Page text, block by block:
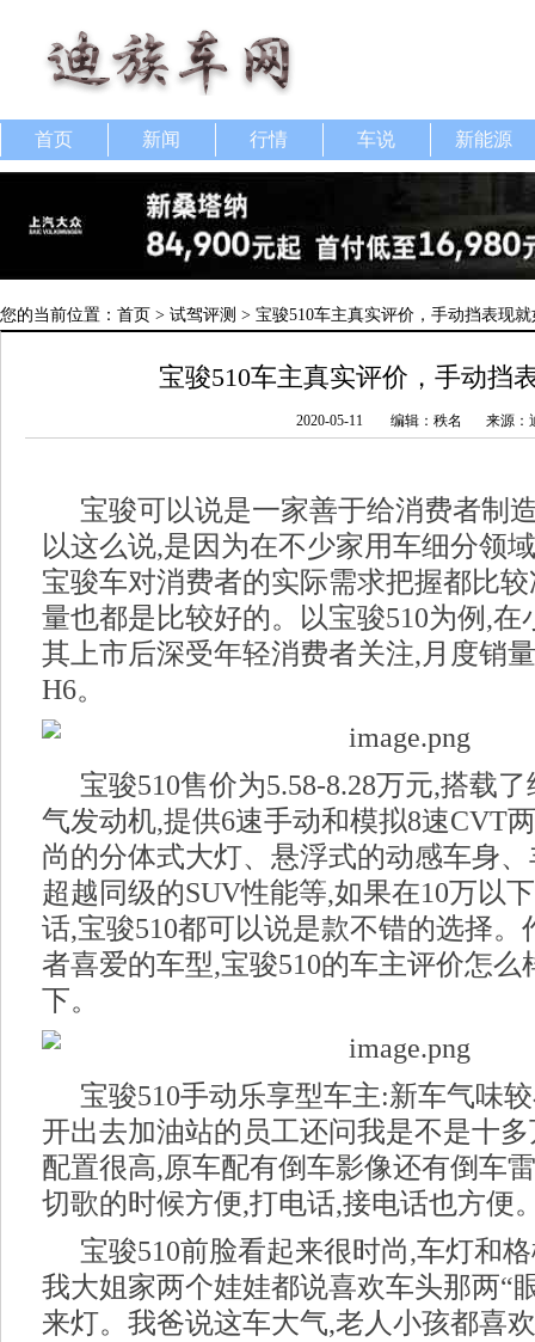
首页 新闻 行情 车说 新能源
您的当前位置： 首页 > 试驾评测 > 宝骏510车主真实评价，手动挡表现
宝骏510车主真实评价，手动挡
2020-05-11 编辑：秩名 来源：
宝骏可以说是一家善于给消费者制
以这么说,是因为在不少家用车细分领
宝骏车对消费者的实际需求把握都比
量也都是比较好的。以宝骏510为例,在
其上市后深受年轻消费者关注,月度销
H6。
宝骏510售价为5.58-8.28万元,搭载
气发动机,提供6速手动和模拟8速CVT
尚的分体式大灯、悬浮式的动感车身
超越同级的SUV性能等,如果在10万以
话,宝骏510都可以说是款不错的选择。
者喜爱的车型,宝骏510的车主评价怎么
下。
宝骏510手动乐享型车主:新车气味
开出去加油站的员工还问我是不是十
配置很高,原车配有倒车影像还有倒车
切歌的时候方便,打电话,接电话也方便
宝骏510前脸看起来很时尚,车灯和
我大姐家两个娃娃都说喜欢车头那两“
来灯。我爸说这车大气,老人小孩都喜